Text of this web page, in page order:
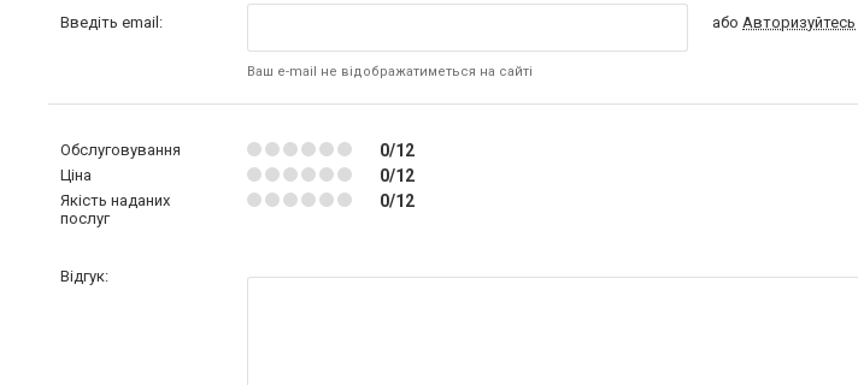
Введіть email:
Ваш e-mail не відображатиметься на сайті
абоАвторизуйтесь
Обслуговування 0/12
Ціна 0/12
Якість наданих
послуг
0/12
Відгук: